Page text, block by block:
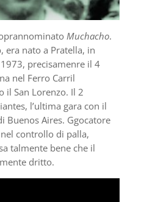
Muchacho.
era nato a Pratella, in
precisamenre il 4
nel Ferro Carril
il San Lorenzo. Il 2
l’ultima gara con il
Buenos Aires. Ggocatore
controllo di palla,
talmente bene che il
dritto.